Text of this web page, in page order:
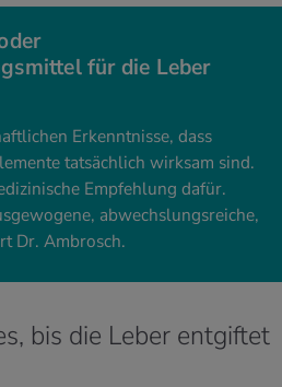
für die Leber
Erkenntnisse, dass
tatsächlich wirksam sind.
Empfehlung dafür.
abwechslungsreiche,
Dr. Ambrosch.
bis die Leber entgiftet